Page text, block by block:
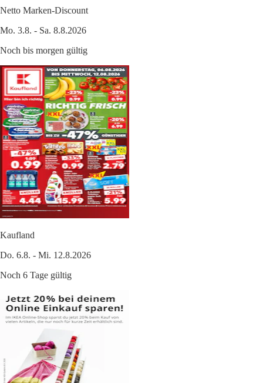
Netto Marken-Discount
Mo. 3.8. - Sa. 8.8.2026
Noch bis morgen gültig
Kaufland
Do. 6.8. - Mi. 12.8.2026
Noch 6 Tage gültig